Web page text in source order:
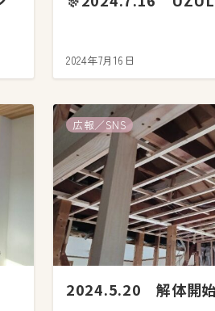
2024年7月16日
広報／SNS
2024.5.20 解体開